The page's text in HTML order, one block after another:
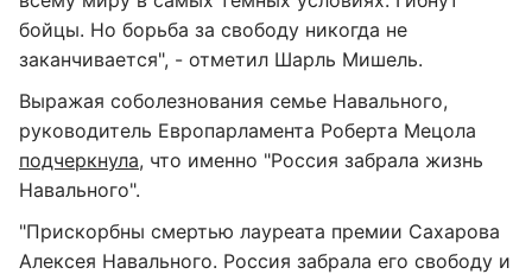
бойцы. Но борьба за свободу никогда не
заканчивается", - отметил Шарль Мишель.
Выражая соболезнования семье Навального,
руководитель Европарламента Роберта Мецола
подчеркнула, что именно "Россия забрала жизнь
Навального".
"Прискорбны смертью лауреата премии Сахарова
Алексея Навального. Россия забрала его свободу и